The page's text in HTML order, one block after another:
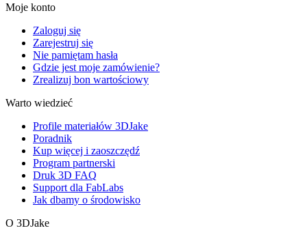
Moje konto
Zaloguj się
Zarejestruj się
Nie pamiętam hasła
Gdzie jest moje zamówienie?
Zrealizuj bon wartościowy
Warto wiedzieć
Profile materiałów 3DJake
Poradnik
Kup więcej i zaoszczędź
Program partnerski
Druk 3D FAQ
Support dla FabLabs
Jak dbamy o środowisko
O 3DJake